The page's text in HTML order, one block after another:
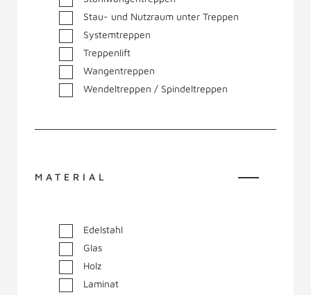
Stau- und Nutzraum unter Treppen
Systemtreppen
Treppenlift
Wangentreppen
Wendeltreppen / Spindeltreppen
MATERIAL
Edelstahl
Glas
Holz
Laminat